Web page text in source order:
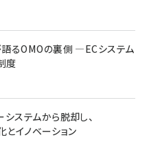
るOMOの裏側 ―ECシステム
度
ステムから脱却し、
イノベーション